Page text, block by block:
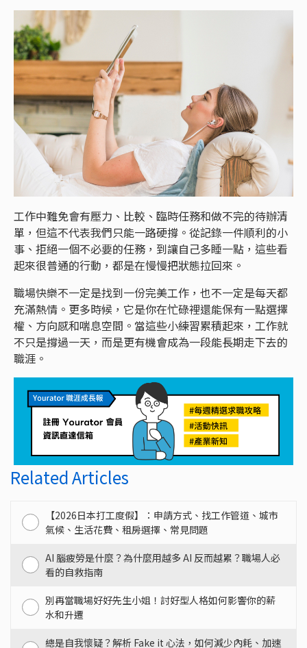
工作中難免會有壓力、比較、臨時任務和做不完的待辦清
單，但這不代表我們只能一路硬撐。從記錄一件順利的小
事、拒絕一個不必要的任務，到讓自己多睡一點，這些看
起來很普通的行動，都是在慢慢把狀態拉回來。
職場快樂不一定是找到一份完美工作，也不一定是每天都
充滿熱情。更多時候，它是你在忙碌裡還能保有一點選擇
權、方向感和喘息空間。當這些小練習累積起來，工作就
不只是撐過一天，而是更有機會成為一段能長期走下去的
職涯。
Related Articles
【2026日本打工度假】：申請方式、找工作管道、城市
氣候、生活花費、租房選擇、常見問題
AI 腦疲勞是什麼？為什麼用越多 AI 反而越累？職場人必
看的自救指南
別再當職場好好先生小姐！討好型人格如何影響你的薪
水和升遷
總是自我懷疑？解析 Fake it 心法，如何減少內耗、加速